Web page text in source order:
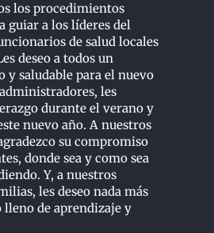
los procedimientos
guiar a los líderes del
de salud locales
deseo a todos un
y saludable para el nuevo
les
durante el verano y
nuevo año. A nuestros
su compromiso
donde sea y como sea
Y, a nuestros
les deseo nada más
lleno de aprendizaje y